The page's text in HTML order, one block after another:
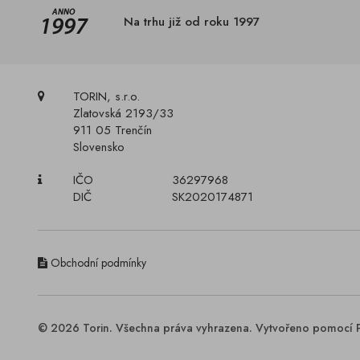
Na trhu již od roku 1997
TORIN, s.r.o.
Zlatovská 2193/33
911 05 Trenčín
Slovensko
IČO
36297968
DIČ
SK2020174871
Obchodní podmínky
© 2026 Torin. Všechna práva vyhrazena. Vytvořeno pomocí